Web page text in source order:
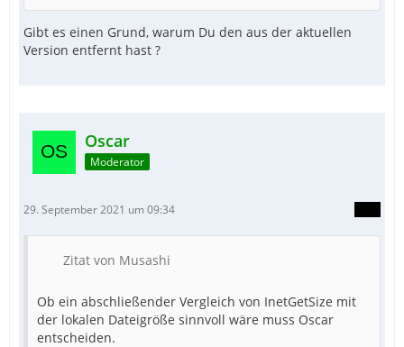
Gibt es einen Grund, warum Du den aus der aktuellen
Version entfernt hast ?
Oscar
Moderator
29. September 2021 um 09:34
Zitat von Musashi
Ob ein abschließender Vergleich von InetGetSize mit
der lokalen Dateigröße sinnvoll wäre muss Oscar
entscheiden.